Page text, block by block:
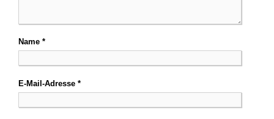
Name *
E-Mail-Adresse *